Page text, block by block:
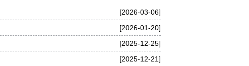
[2026-03-06]
[2026-01-20]
[2025-12-25]
[2025-12-21]